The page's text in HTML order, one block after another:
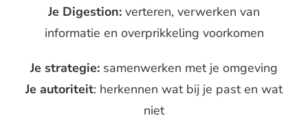
Je Digestion: verteren, verwerken van
informatie en overprikkeling voorkomen
Je strategie: samenwerken met je omgeving
Je autoriteit: herkennen wat bij je past en wat
niet